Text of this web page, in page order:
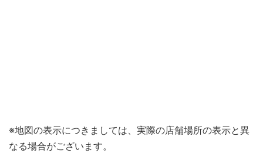
※地図の表示につきましては、実際の店舗場所の表示と異
なる場合がございます。